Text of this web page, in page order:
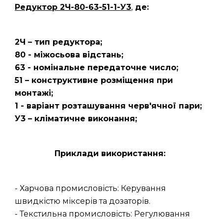
Редуктор 2Ч-80-63-51-1-У3, де:
2Ч – тип редуктора;
80 - міжосьова відстань;
63 - номінальне передаточне число;
51 – конструктивне розміщення при
монтажі;
1 - варіант розташування черв'ячної пари;
У3 – кліматичне виконання;
Приклади використання:
- Харчова промисловість: Керування
швидкістю міксерів та дозаторів.
- Текстильна промисловість: Регулювання